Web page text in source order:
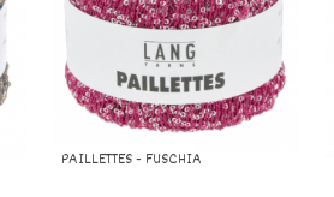
PAILLETTES - FUSCHIA